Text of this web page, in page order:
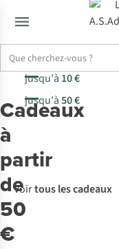
Cadeaux
à
partir
de
50
€
jusqu'à 10 €
jusqu'à50 €
Voirtous les cadeaux